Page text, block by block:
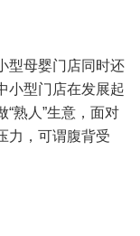
母婴门店同时还
小型门店在发展起
熟人”生意，面对
力，可谓腹背受